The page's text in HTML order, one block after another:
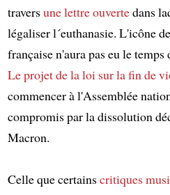
traversune lettre ouvertedans
légaliser l´euthanasie. L'icône
française n'aura pas eu le temps
Le projet de la loi sur la fin de
commencer à l'Assemblée
compromis par la dissolution
Macron.
Celle que certainscritiques